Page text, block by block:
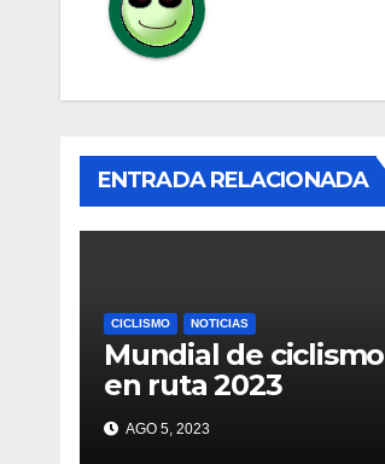
ENTRADA RELACIONADA
CICLISMO NOTICIAS
Mundial de ciclismo
en ruta 2023
AGO 5, 2023